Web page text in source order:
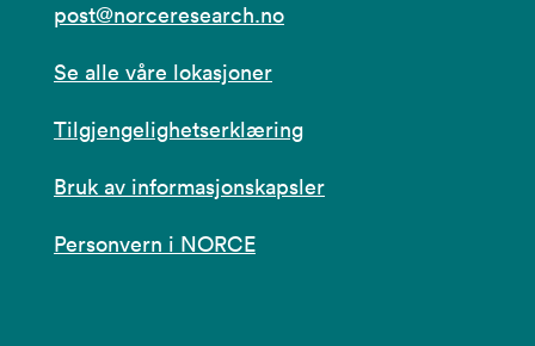
post@norceresearch.no
Se alle våre lokasjoner
Tilgjengelighetserklæring
Bruk av informasjonskapsler
Personvern i NORCE